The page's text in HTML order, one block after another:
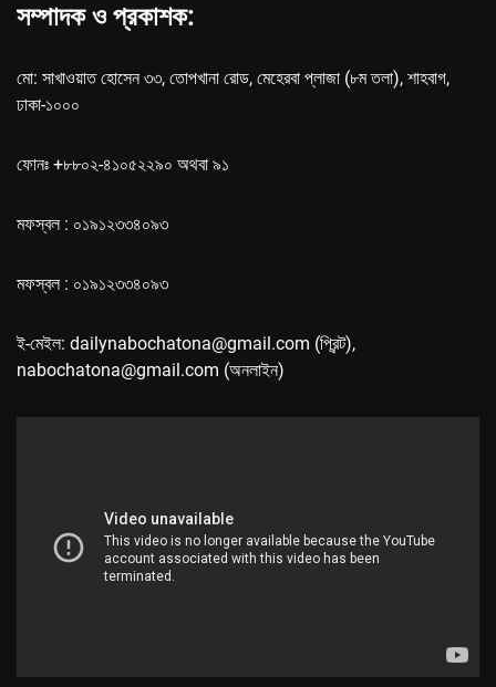
সম্পাদক ও প্রকাশক:
মো: সাখাওয়াত হোসেন ৩৩, তোপখানা রোড, মেহেরবা প্লাজা (৮ম তলা), শাহবাগ,
ঢাকা-১০০০
ফোনঃ +৮৮০২-৪১০৫২২৯০ অথবা ৯১
মফস্বল : ০১৯১২৩৩৪০৯৩
মফস্বল : ০১৯১২৩৩৪০৯৩
ই-মেইল: dailynabochatona@gmail.com (প্রিন্ট),
nabochatona@gmail.com (অনলাইন)